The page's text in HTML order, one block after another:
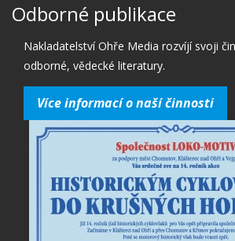
Odborné publikace
Nakladatelství Ohře Media rozvíjí svoji
odborné, vědecké literatury.
Více informací o naší činnosti